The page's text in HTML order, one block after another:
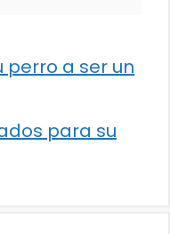
a ser un
para su